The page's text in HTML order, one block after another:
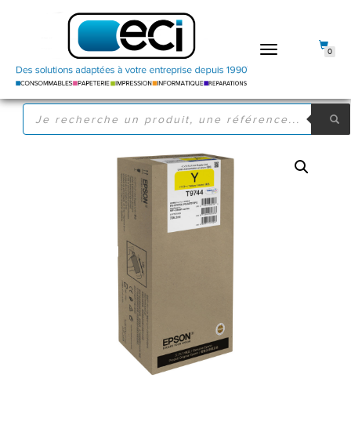
DÉPLIER
RECHERCHE
PRODUITS
0